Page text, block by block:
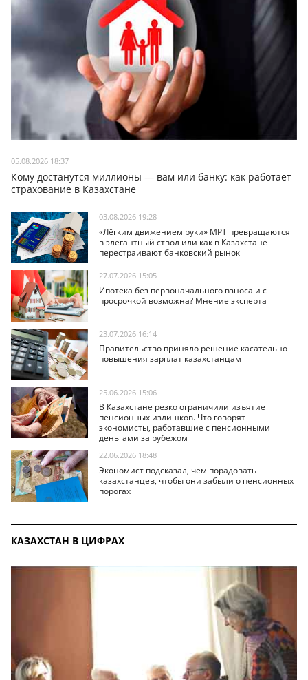
05.08.2026 18:37
Кому достанутся миллионы — вам или банку: как работает
страхование в Казахстане
03.08.2026 19:28
«Лёгким движением руки» МРТ превращаются
в элегантный ствол или как в Казахстане
перестраивают банковский рынок
27.07.2026 15:05
Ипотека без первоначального взноса и с
просрочкой возможна? Мнение эксперта
23.07.2026 16:14
Правительство приняло решение касательно
повышения зарплат казахстанцам
25.06.2026 15:06
В Казахстане резко ограничили изъятие
пенсионных излишков. Что говорят
экономисты, работавшие с пенсионными
деньгами за рубежом
22.06.2026 18:48
Экономист подсказал, чем порадовать
казахстанцев, чтобы они забыли о пенсионных
порогах
КАЗАХСТАН В ЦИФРАХ